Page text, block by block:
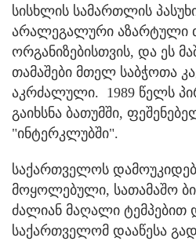
სისხლის სამართლის
არალეგალური აზარტული
ორგანიზებისთვის, და ეს
თამაშები მთელ საბჭოთა
აკრძალული. 1989 წელს
გაიხსნა ბათუმში,
"ინტერკლუბში".
საქართველოს
მოყოლებული, სათამაშო
ძალიან მაღალი ტემპებით
საქართველომ დააწესა